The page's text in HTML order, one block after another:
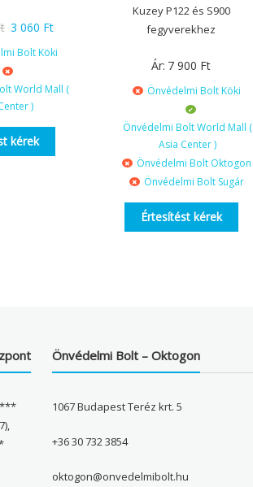
Original
price
was:
6
190 Ft.
3 060 FtCurrent
price
3
Bolt Köki
World Mall (
)
kérek
Kuzey P122 és S900
fegyverekhez
Ár: 7 900 Ft
Önvédelmi Bolt Köki
Önvédelmi Bolt World Mall (
Asia Center )
Önvédelmi Bolt Oktogon
Önvédelmi Bolt Sugár
Értesítést kérek
***
Önvédelmi Bolt – Oktogon
1067 Budapest Teréz krt. 5
+36 30 732 3854
oktogon@onvedelmibolt.hu